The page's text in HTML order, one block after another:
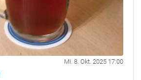
Mi. 8. Okt. 2025 17:00